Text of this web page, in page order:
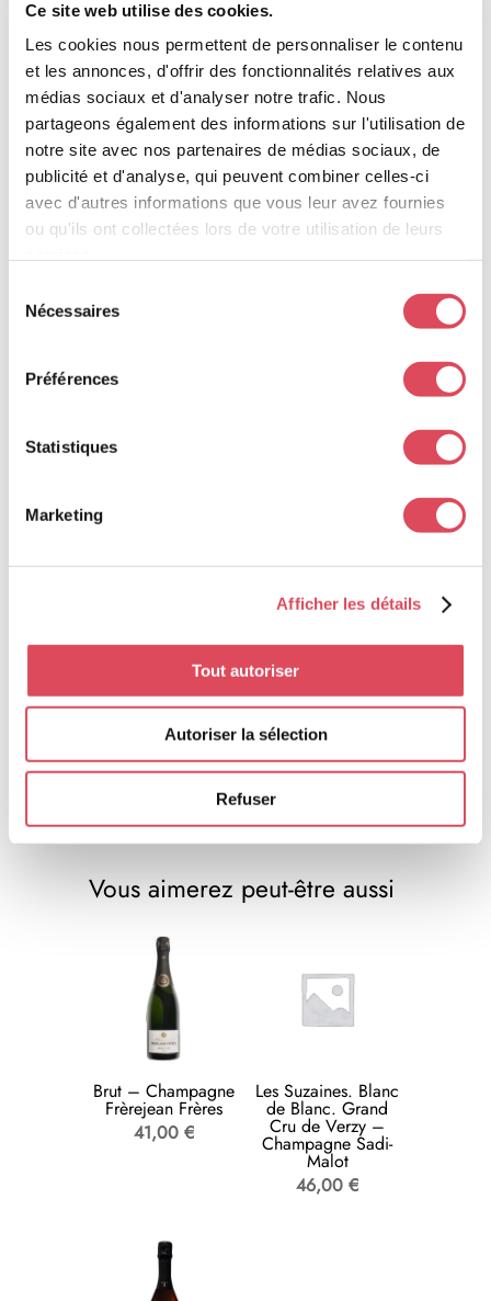
Ce site web utilise des cookies.
Les cookies nous permettent de personnaliser le contenu
et les annonces, d'offrir des fonctionnalités relatives aux
médias sociaux et d'analyser notre trafic. Nous
partageons également des informations sur l'utilisation de
notre site avec nos partenaires de médias sociaux, de
publicité et d'analyse, qui peuvent combiner celles-ci
avec d'autres informations que vous leur avez fournies
ou qu'ils ont collectées lors de votre utilisation de leurs
Nécessaires
Préférences
Statistiques
Marketing
Afficher les détails
Tout autoriser
Autoriser la sélection
Refuser
Votre note
Votre avis*
Nom
Enregistrer mon nom, mon e-mail et mon site
dans le navigateur pour mon prochain commentaire.
ENVOI
Balade en terre
champenoise avec les
Champagnes Sadi Malot
Vous aimerez peut-être aussi
Brut – Champagne
Frèrejean Frères
41,00 €
Les Suzaines. Blanc
de Blanc. Grand
Cru de Verzy –
Champagne Sadi-
Malot
46,00€